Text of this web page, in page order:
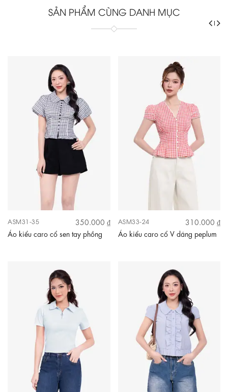
SẢN PHẨM CÙNG DANH MỤC
ASM31-35
350.000 ₫
Áo kiểu caro cổ sen tay phồng
ASM33-24
310.000 ₫
Áo kiểu caro cổ V dáng peplum